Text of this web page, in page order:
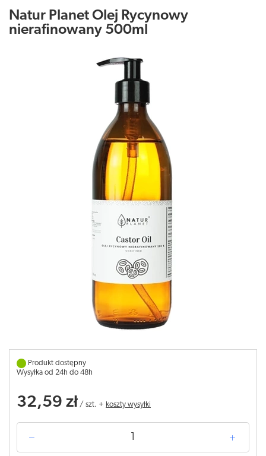
Natur Planet Olej Rycynowy
nierafinowany 500ml
Produkt dostępny
Wysyłka od 24h do 48h
32,59 zł / szt. + koszty wysyłki